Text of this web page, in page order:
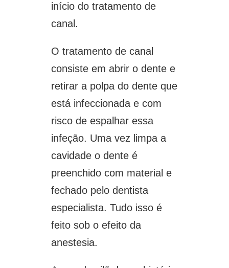
início do tratamento de
canal.
O tratamento de canal
consiste em abrir o dente e
retirar a polpa do dente que
está infeccionada e com
risco de espalhar essa
infeção. Uma vez limpa a
cavidade o dente é
preenchido com material e
fechado pelo dentista
especialista. Tudo isso é
feito sob o efeito da
anestesia.